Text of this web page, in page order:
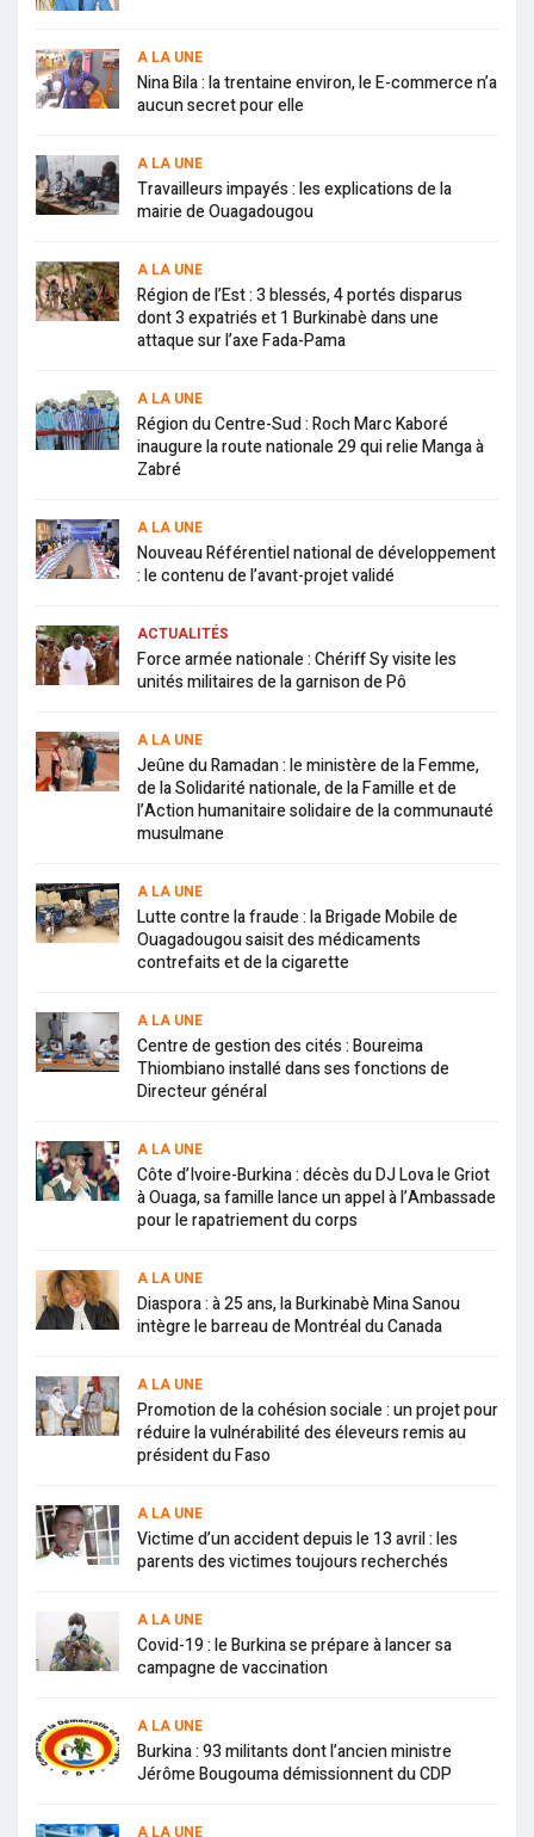
A LA UNE
Nina Bila : la trentaine environ, le E-commerce n’a
aucun secret pour elle
A LA UNE
Travailleurs impayés : les explications de la
mairie de Ouagadougou
A LA UNE
Région de l’Est : 3 blessés, 4 portés disparus
dont 3 expatriés et 1 Burkinabè dans une
attaque sur l’axe Fada-Pama
A LA UNE
Région du Centre-Sud : Roch Marc Kaboré
inaugure la route nationale 29 qui relie Manga à
Zabré
A LA UNE
Nouveau Référentiel national de développement
: le contenu de l’avant-projet validé
ACTUALITÉS
Force armée nationale : Chériff Sy visite les
unités militaires de la garnison de Pô
A LA UNE
Jeûne du Ramadan : le ministère de la Femme,
de la Solidarité nationale, de la Famille et de
l’Action humanitaire solidaire de la communauté
musulmane
A LA UNE
Lutte contre la fraude : la Brigade Mobile de
Ouagadougou saisit des médicaments
contrefaits et de la cigarette
A LA UNE
Centre de gestion des cités : Boureima
Thiombiano installé dans ses fonctions de
Directeur général
A LA UNE
Côte d’Ivoire-Burkina : décès du DJ Lova le Griot
à Ouaga, sa famille lance un appel à l’Ambassade
pour le rapatriement du corps
A LA UNE
Diaspora : à 25 ans, la Burkinabè Mina Sanou
intègre le barreau de Montréal du Canada
A LA UNE
Promotion de la cohésion sociale : un projet pour
réduire la vulnérabilité des éleveurs remis au
président du Faso
A LA UNE
Victime d’un accident depuis le 13 avril : les
parents des victimes toujours recherchés
A LA UNE
Covid-19 : le Burkina se prépare à lancer sa
campagne de vaccination
A LA UNE
Burkina : 93 militants dont l’ancien ministre
Jérôme Bougouma démissionnent du CDP
A LA UNE